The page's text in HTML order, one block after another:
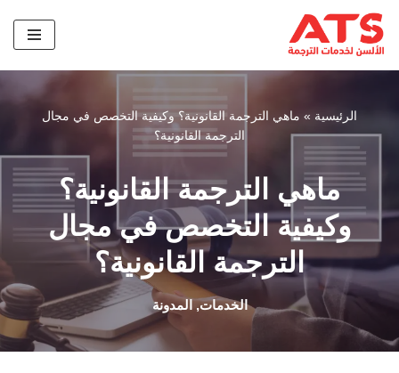
تخطى
إلى
الرئيسية » ماهي الترجمة القانونية؟ وكيفية التخصص في مجال
الترجمة القانونية؟
ماهي الترجمة القانونية؟
وكيفية التخصص في مجال
الترجمة القانونية؟
الخدمات,المدونة